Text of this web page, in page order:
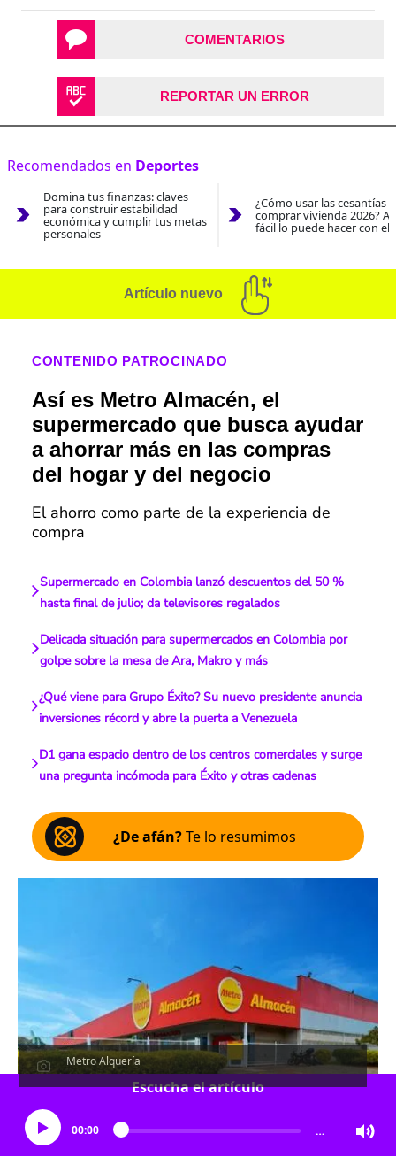
COMENTARIOS
REPORTAR UN ERROR
Recomendados en Deportes
Domina tus finanzas: claves
para construir estabilidad
económica y cumplir tus metas
personales
¿Cómo usar las cesantías
comprar vivienda 2026?
fácil lo puede hacer con el
Artículo nuevo
CONTENIDO PATROCINADO
Así es Metro Almacén, el
supermercado que busca ayudar
a ahorrar más en las compras
del hogar y del negocio
El ahorro como parte de la experiencia de
compra
Supermercado en Colombia lanzó descuentos del 50 %
hasta final de julio; da televisores regalados
Delicada situación para supermercados en Colombia por
golpe sobre la mesa de Ara, Makro y más
¿Qué viene para Grupo Éxito? Su nuevo presidente anuncia
inversiones récord y abre la puerta a Venezuela
D1 gana espacio dentro de los centros comerciales y surge
una pregunta incómoda para Éxito y otras cadenas
¿De afán?Te lo resumimos
Metro Alquería
Escucha el artículo
00:00 …